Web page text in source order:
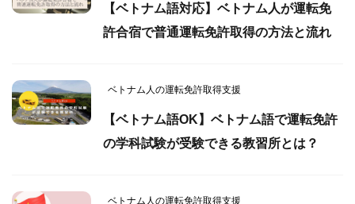
【ベトナム語対応】ベトナム人が運転免
許合宿で普通運転免許取得の方法と流れ
ベトナム人の運転免許取得支援
【ベトナム語OK】ベトナム語で運転免許
の学科試験が受験できる教習所とは？
ベトナム人の運転免許取得支援